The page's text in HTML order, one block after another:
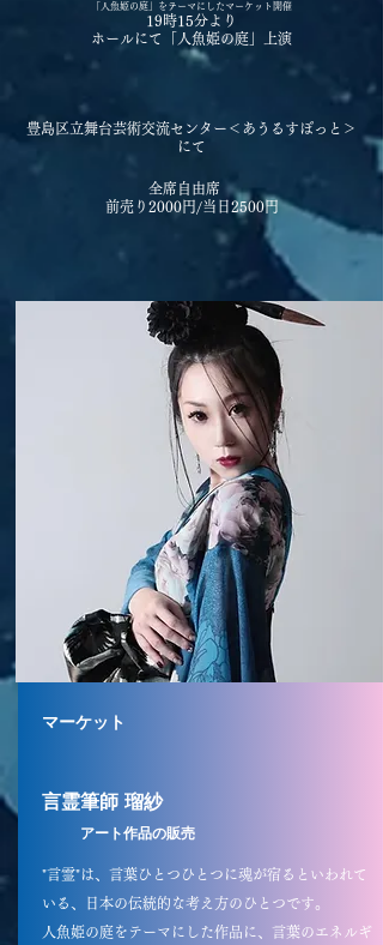
「人魚姫の庭」をテーマにしたマーケット開催
19時15分より
ホールにて「人魚姫の庭」上演
豊島区立舞台芸術交流センター＜あうるすぽっと＞
にて
全席自由席
前売り2000円/当日2500円
マーケット
言霊筆師 瑠紗
アート作品の販売
"言霊"は、言葉ひとつひとつに魂が宿るといわれて
いる、日本の伝統的な考え方のひとつです。
人魚姫の庭をテーマにした作品に、言葉のエネルギ